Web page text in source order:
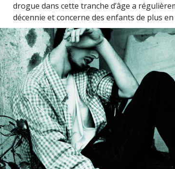
Qu’est-ce que la grandeur ?
drogue dans cette tranche d’âge a
décennie et concerne des enfants de plus